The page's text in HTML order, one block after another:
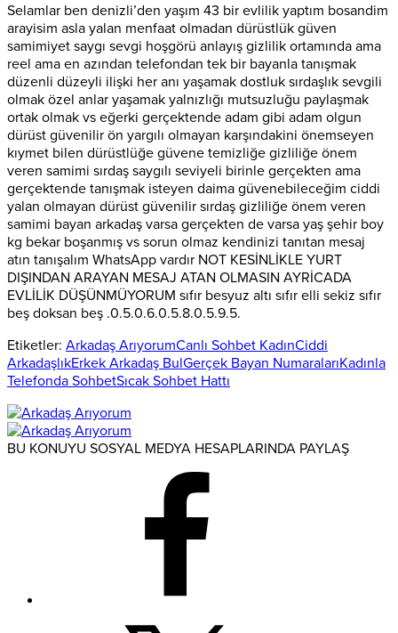
Selamlar ben denizli’den yaşım 43 bir evlilik yaptım bosandim
arayisim asla yalan menfaat olmadan dürüstlük güven
samimiyet saygı sevgi hoşgörü anlayış gizlilik ortamında ama
reel ama en azından telefondan tek bir bayanla tanışmak
düzenli düzeyli ilişki her anı yaşamak dostluk sırdaşlık sevgili
olmak özel anlar yaşamak yalnızlığı mutsuzluğu paylaşmak
ortak olmak vs eğerki gerçektende adam gibi adam olgun
dürüst güvenilir ön yargılı olmayan karşındakini önemseyen
kıymet bilen dürüstlüğe güvene temizliğe gizliliğe önem
veren samimi sırdaş saygılı seviyeli birinle gerçekten ama
gerçektende tanışmak isteyen daima güvenebileceğim ciddi
yalan olmayan dürüst güvenilir sırdaş gizliliğe önem veren
samimi bayan arkadaş varsa gerçekten de varsa yaş şehir boy
kg bekar boşanmış vs sorun olmaz kendinizi tanıtan mesaj
atın tanışalım WhatsApp vardır NOT KESİNLİKLE YURT
DIŞINDAN ARAYAN MESAJ ATAN OLMASIN AYRİCADA
EVLİLİK DÜŞÜNMÜYORUM sıfır besyuz altı sıfır elli sekiz sıfır
beş doksan beş .0.5.0.6.0.5.8.0.5.9.5.
Etiketler: Arkadaş ArıyorumCanlı Sohbet KadınCiddi
ArkadaşlıkErkek Arkadaş BulGerçek Bayan NumaralarıKadınla
Telefonda SohbetSıcak Sohbet Hattı
BU KONUYU SOSYAL MEDYA HESAPLARINDA PAYLAŞ